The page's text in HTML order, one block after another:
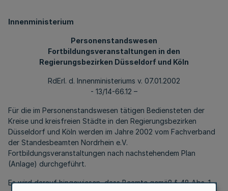
Innenministerium
Personenstandswesen
Fortbildungsveranstaltungen in den
Regierungsbezirken Düsseldorf und Köln
RdErl. d. Innenministeriums v. 07.01.2002
- 13/14-66.12 –
Für die im Personenstandswesen tätigen Bediensteten der
Kreise und kreisfreien Städte in den Regierungsbezirken
Düsseldorf und Köln werden im Jahre 2002 vom Fachverband
der Standesbeamten Nordrhein e.V.
Fortbildungsveranstaltungen nach nachstehendem Plan
(Anlage) durchgeführt.
Es wird darauf hingewiesen, dass Beamte gemäß § 48 Abs. 1